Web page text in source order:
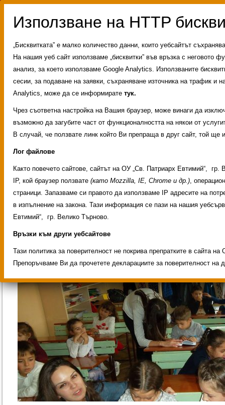
Административни услуги
История на
Свободни места за ученици
Групи ЗИ 2025/
ИНОВАЦИЯ 2026
Олимпиади 2025/2026
Четящият студент,
„Бисквитката” е малко количество данни, които уебсайтът
На нашия уеб сайт използваме „бисквитки” във връзка с неговото
анализ, за което използваме Google Analytics. Използваните
сесии, за подаване на заявки, съхраняване източника на трафик и
Analytics, може да се информирате тук.
Чрез съответна настройка на Вашия браузер, може винаги да
възможно да загубите част от функционалността на някои от
В случай, че ползвате линк който Ви препраща в друг сайт, той ще
Лог файлове
Както повечето сайтове, сайтът на ОУ „Св. Патриарх Евтимий“,
IP, кой браузер ползвате (като Mozzilla, IE, Chrome и др.),
страници. Запазваме си правото да използваме IP адресите на
в изпълнение на закона. Тази информация се пази на нашия
Евтимий“, гр. Велико Търново.
Връзки към други уебсайтове
Тази политика за поверителност не покрива препратките в сайта
Препоръчваме Ви да прочетете декларациите за поверителност на